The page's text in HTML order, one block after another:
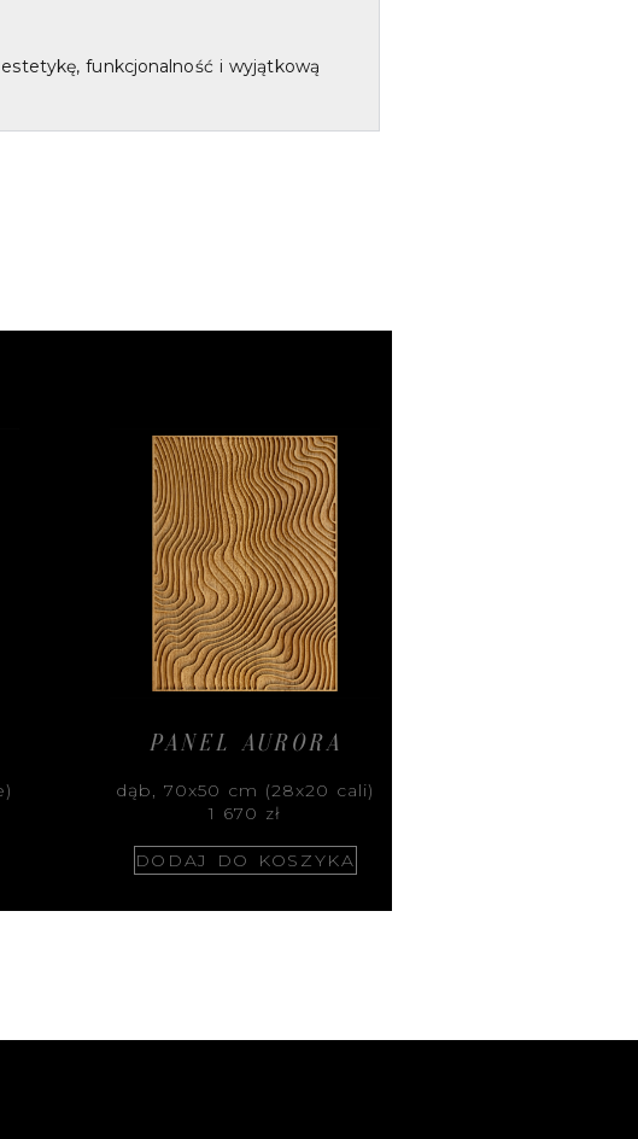
funkcjonalność i wyjątkową
PANEL AURORA
dąb, 70x50 cm (28x20 cali)
1 670 zł
DODAJ DO KOSZYKA